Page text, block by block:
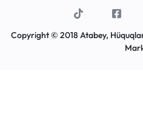
Copyright © 2018 Atabey,